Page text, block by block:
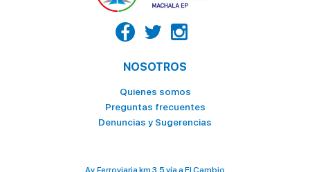
NOSOTROS
Quienes somos
Preguntas frecuentes
Denuncias y Sugerencias
Av. Ferroviaria km 3.5 vía a El Cambio